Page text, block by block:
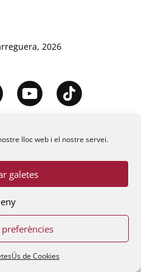
lloc web i el nostre servei.
galetes
Ús de Cookies
2026